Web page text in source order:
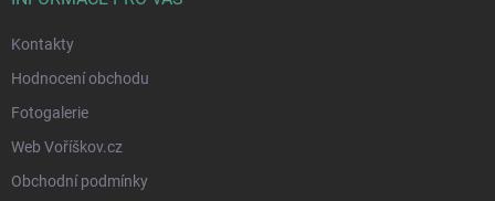
Kontakty
Hodnocení obchodu
Fotogalerie
Web Voříškov.cz
Obchodní podmínky